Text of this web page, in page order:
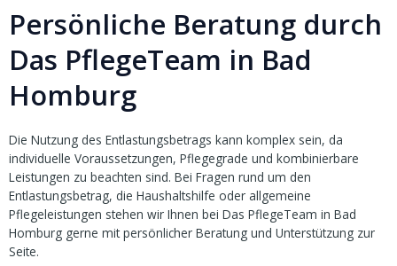
Persönliche Beratung durch
Das PflegeTeam in Bad
Homburg
Die Nutzung des Entlastungsbetrags kann komplex sein, da
individuelle Voraussetzungen, Pflegegrade und kombinierbare
Leistungen zu beachten sind. Bei Fragen rund um den
Entlastungsbetrag, die Haushaltshilfe oder allgemeine
Pflegeleistungen stehen wir Ihnen bei Das PflegeTeam in Bad
Homburg gerne mit persönlicher Beratung und Unterstützung zur
Seite.